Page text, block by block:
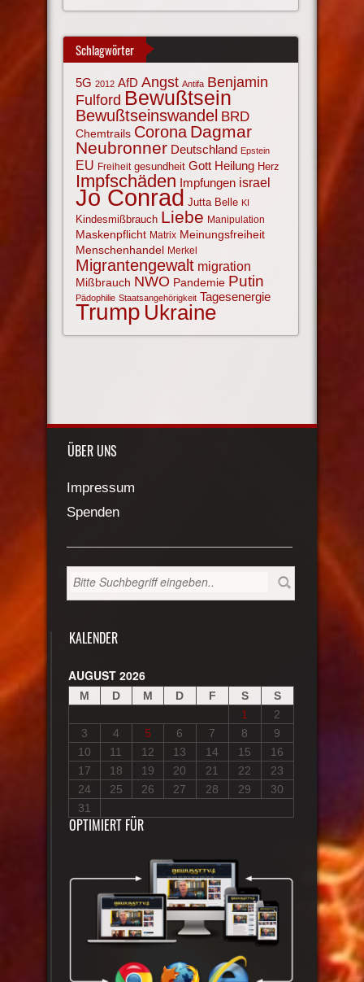
Schlagwörter
5G 2012 AfD Angst Antifa Benjamin
Fulford Bewußtsein
Bewußtseinswandel BRD
Chemtrails Corona Dagmar
Neubronner Deutschland Epstein
EU Freiheit gesundheit Gott Heilung Herz
Impfschäden Impfungen israel
Jo Conrad Jutta Belle KI
Kindesmißbrauch Liebe Manipulation
Maskenpflicht Matrix Meinungsfreiheit
Menschenhandel Merkel
Migrantengewalt migration
Mißbrauch NWO Pandemie Putin
Pädophilie Staatsangehörigkeit Tagesenergie
Trump Ukraine
ÜBER UNS
Impressum
Spenden
KALENDER
AUGUST 2026
M D M D F S
S
1
2
3
4 5 6 7 8
9
10
11 12 13 14 15
16
17
18 19 20 21 22
23
24
25 26 27 28 29
30
31
OPTIMIERT FÜR